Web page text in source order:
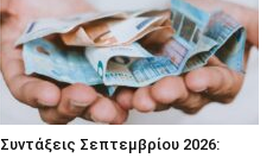
Συντάξεις Σεπτεμβρίου 2026: